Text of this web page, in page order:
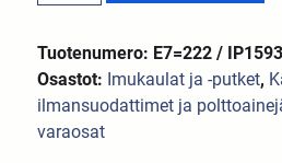
Tuotenumero: E7=222 /
Osastot: Imukaulat ja -putket,
ilmansuodattimet ja
varaosat